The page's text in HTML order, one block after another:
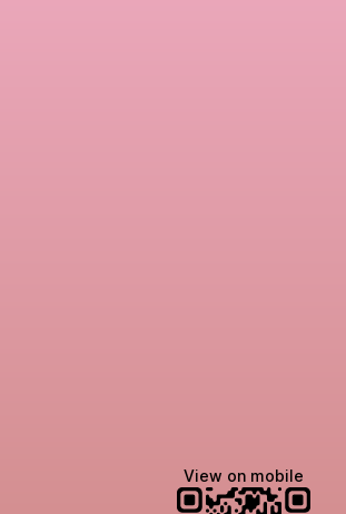
View on mobile